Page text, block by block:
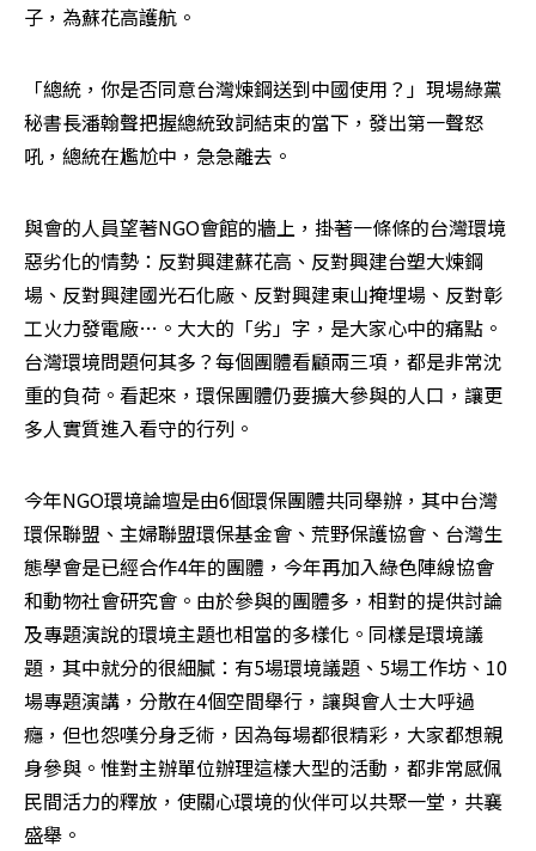
子，為蘇花高護航。
「總統，你是否同意台灣煉鋼送到中國使用？」現場綠黨
秘書長潘翰聲把握總統致詞結束的當下，發出第一聲怒
吼，總統在尷尬中，急急離去。
與會的人員望著NGO會館的牆上，掛著一條條的台灣環境
惡劣化的情勢：反對興建蘇花高、反對興建台塑大煉鋼
場、反對興建國光石化廠、反對興建東山掩埋場、反對彰
工火力發電廠…。大大的「劣」字，是大家心中的痛點。
台灣環境問題何其多？每個團體看顧兩三項，都是非常沈
重的負荷。看起來，環保團體仍要擴大參與的人口，讓更
多人實質進入看守的行列。
今年NGO環境論壇是由6個環保團體共同舉辦，其中台灣
環保聯盟、主婦聯盟環保基金會、荒野保護協會、台灣生
態學會是已經合作4年的團體，今年再加入綠色陣線協會
和動物社會研究會。由於參與的團體多，相對的提供討論
及專題演說的環境主題也相當的多樣化。同樣是環境議
題，其中就分的很細膩：有5場環境議題、5場工作坊、10
場專題演講，分散在4個空間舉行，讓與會人士大呼過
癮，但也怨嘆分身乏術，因為每場都很精彩，大家都想親
身參與。惟對主辦單位辦理這樣大型的活動，都非常感佩
民間活力的釋放，使關心環境的伙伴可以共聚一堂，共襄
盛舉。